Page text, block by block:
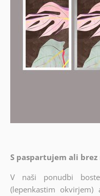
S paspartujem ali brez
V naši ponudbi
(lepenkastim okvirjem)